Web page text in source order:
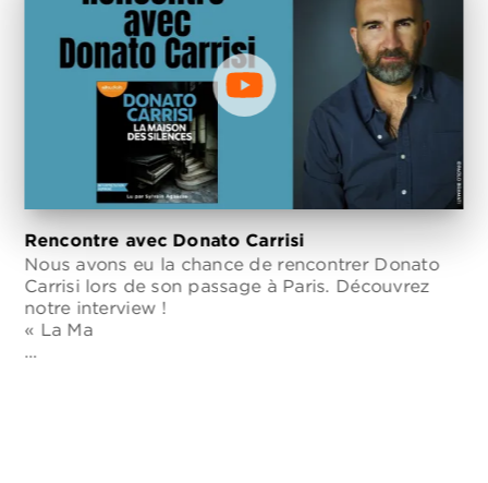
Rencontre avec Donato Carrisi
Nous avons eu la chance de rencontrer Donato
Carrisi lors de son passage à Paris. Découvrez
notre interview !
« La Ma
…